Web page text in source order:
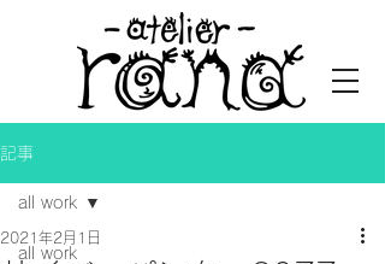
記事
all work
all work
2021年2月1日